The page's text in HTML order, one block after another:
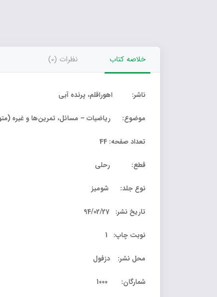
خلاصه کتاب نظرات (0)
ناشر: اهوراقلم، پرنده آبی
موضوع: ریاضیات – مسائل، تمرین‌ها و غیره
تعداد صفحه: 44
قطع: رحلی
نوع جلد: شومیز
تاریخ نشر: 94/02/27
نوبت چاپ: 1
محل نشر: دزفول
شمارگان: 1000